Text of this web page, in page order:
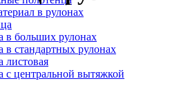
в рулонах
в больших рулонах
в стандартных рулонах
листовая
с центральной вытяжкой